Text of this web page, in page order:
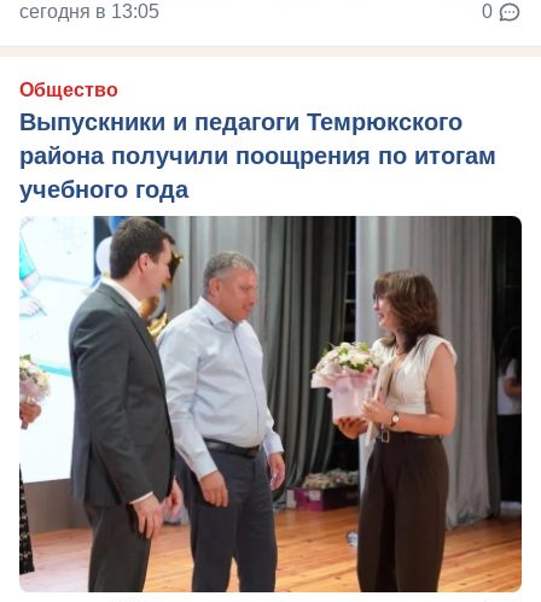
сегодня в 13:05 0
Общество
Выпускники и педагоги Темрюкского
района получили поощрения по итогам
учебного года